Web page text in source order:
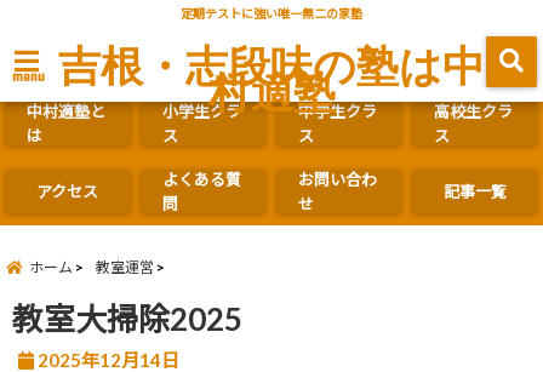
定期テストに強い唯一無二の家塾
menu 吉根・志段味の塾は中
村適塾
中村適塾と
は
小学生クラ
ス
中学生クラ
ス
高校生クラ
ス
アクセス
よくある質
問
お問い合わ
せ
記事一覧
ホーム 教室運営
教室大掃除2025
2025年12月14日